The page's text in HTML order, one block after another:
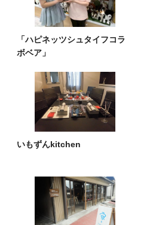
「ハピネッツシュタイフコラ
ボベア」
いもずんkitchen